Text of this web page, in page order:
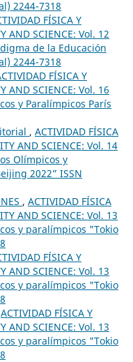
2244-7318
FÍSICA Y
AND SCIENCE: Vol. 12
de la Educación
2244-7318
FÍSICA Y
AND SCIENCE: Vol. 16
y Paralímpicos París
, ACTIVIDAD FÍSICA
AND SCIENCE: Vol. 14
Olímpicos y
2022” ISSN
, ACTIVIDAD FÍSICA
AND SCIENCE: Vol. 13
y paralímpicos "Tokio
FÍSICA Y
AND SCIENCE: Vol. 13
y paralímpicos "Tokio
ACTIVIDAD FÍSICA Y
AND SCIENCE: Vol. 13
y paralímpicos "Tokio